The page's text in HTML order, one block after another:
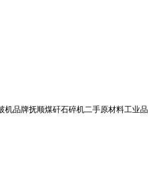
机品牌抚顺煤矸石碎机二手原材料工业品